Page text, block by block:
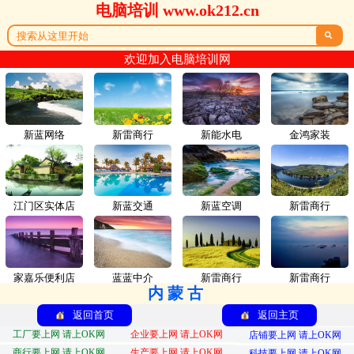
电脑培训 www.ok212.cn

欢迎加入电脑培训网
新蓝网络 新雷商行
江门区实体店 新蓝交通
家嘉乐便利店 蓝蓝中介
新能水电 金鸿家装
新蓝空调 新雷商行
新雷商行 新雷商行
内蒙古
返回首页 返回主页
工厂要上网 请上OK网 企业要上网 请上OK网
店铺要上网 请上OK网